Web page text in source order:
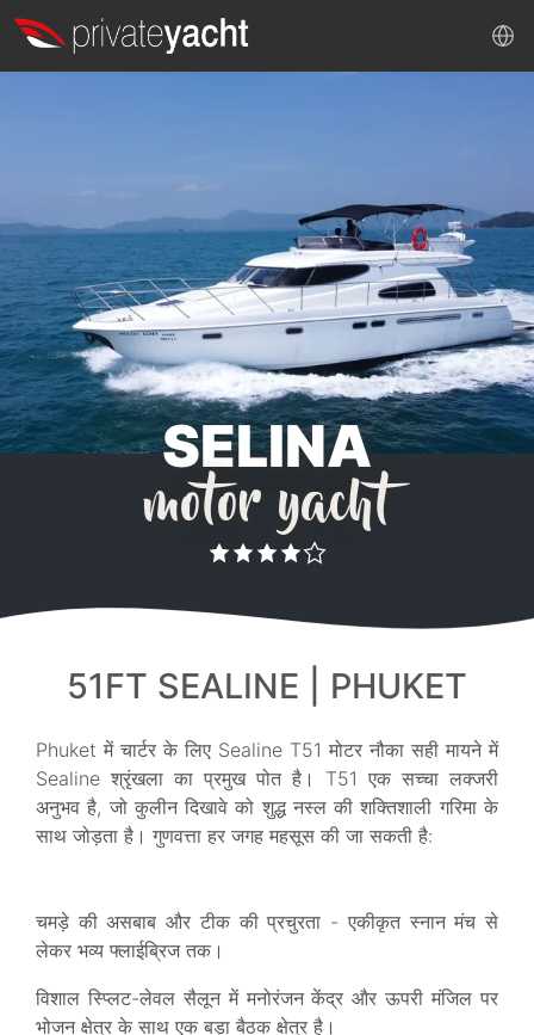
SELINA
motor yacht
51FT SEALINE | PHUKET
Phuket में चार्टर के लिए Sealine T51 मोटर नौका सही मायने में
Sealine श्रृंखला का प्रमुख पोत है। T51 एक सच्चा लक्जरी
अनुभव है, जो कुलीन दिखावे को शुद्ध नस्ल की शक्तिशाली गरिमा के
साथ जोड़ता है। गुणवत्ता हर जगह महसूस की जा सकती है:
चमड़े की असबाब और टीक की प्रचुरता - एकीकृत स्नान मंच से
लेकर भव्य फ्लाईब्रिज तक।
विशाल स्प्लिट-लेवल सैलून में मनोरंजन केंद्र और ऊपरी मंजिल पर
भोजन क्षेत्र के साथ एक बड़ा बैठक क्षेत्र है।